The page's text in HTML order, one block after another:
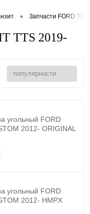
• Запчасти FORD
TTS 2019-
угольный FORD
2012- ORIGINAL
угольный FORD
2012- HMPX